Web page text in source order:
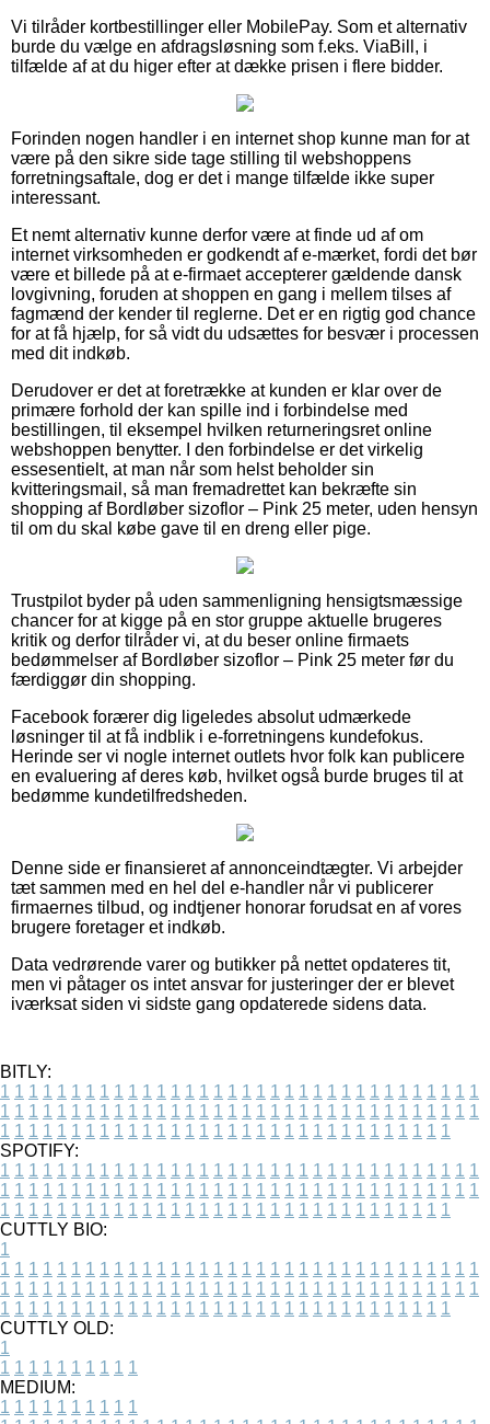
Vi tilråder kortbestillinger eller MobilePay. Som et alternativ
burde du vælge en afdragsløsning som f.eks. ViaBill, i
tilfælde af at du higer efter at dække prisen i flere bidder.
Forinden nogen handler i en internet shop kunne man for at
være på den sikre side tage stilling til webshoppens
forretningsaftale, dog er det i mange tilfælde ikke super
interessant.
Et nemt alternativ kunne derfor være at finde ud af om
internet virksomheden er godkendt af e-mærket, fordi det bør
være et billede på at e-firmaet accepterer gældende dansk
lovgivning, foruden at shoppen en gang i mellem tilses af
fagmænd der kender til reglerne. Det er en rigtig god chance
for at få hjælp, for så vidt du udsættes for besvær i processen
med dit indkøb.
Derudover er det at foretrække at kunden er klar over de
primære forhold der kan spille ind i forbindelse med
bestillingen, til eksempel hvilken returneringsret online
webshoppen benytter. I den forbindelse er det virkelig
essesentielt, at man når som helst beholder sin
kvitteringsmail, så man fremadrettet kan bekræfte sin
shopping af Bordløber sizoflor – Pink 25 meter, uden hensyn
til om du skal købe gave til en dreng eller pige.
Trustpilot byder på uden sammenligning hensigtsmæssige
chancer for at kigge på en stor gruppe aktuelle brugeres
kritik og derfor tilråder vi, at du beser online firmaets
bedømmelser af Bordløber sizoflor – Pink 25 meter før du
færdiggør din shopping.
Facebook forærer dig ligeledes absolut udmærkede
løsninger til at få indblik i e-forretningens kundefokus.
Herinde ser vi nogle internet outlets hvor folk kan publicere
en evaluering af deres køb, hvilket også burde bruges til at
bedømme kundetilfredsheden.
Denne side er finansieret af annonceindtægter. Vi arbejder
tæt sammen med en hel del e-handler når vi publicerer
firmaernes tilbud, og indtjener honorar forudsat en af vores
brugere foretager et indkøb.
Data vedrørende varer og butikker på nettet opdateres tit,
men vi påtager os intet ansvar for justeringer der er blevet
iværksat siden vi sidste gang opdaterede sidens data.
BITLY:
1 1 1 1 1 1 1 1 1 1 1 1 1 1 1 1 1 1 1 1 1 1 1 1 1 1 1 1 1 1 1 1 1 1
1 1 1 1 1 1 1 1 1 1 1 1 1 1 1 1 1 1 1 1 1 1 1 1 1 1 1 1 1 1 1 1 1 1
1 1 1 1 1 1 1 1 1 1 1 1 1 1 1 1 1 1 1 1 1 1 1 1 1 1 1 1 1 1 1 1
SPOTIFY:
1 1 1 1 1 1 1 1 1 1 1 1 1 1 1 1 1 1 1 1 1 1 1 1 1 1 1 1 1 1 1 1 1 1
1 1 1 1 1 1 1 1 1 1 1 1 1 1 1 1 1 1 1 1 1 1 1 1 1 1 1 1 1 1 1 1 1 1
1 1 1 1 1 1 1 1 1 1 1 1 1 1 1 1 1 1 1 1 1 1 1 1 1 1 1 1 1 1 1 1
CUTTLY BIO:
1
1 1 1 1 1 1 1 1 1 1 1 1 1 1 1 1 1 1 1 1 1 1 1 1 1 1 1 1 1 1 1 1 1 1
1 1 1 1 1 1 1 1 1 1 1 1 1 1 1 1 1 1 1 1 1 1 1 1 1 1 1 1 1 1 1 1 1 1
1 1 1 1 1 1 1 1 1 1 1 1 1 1 1 1 1 1 1 1 1 1 1 1 1 1 1 1 1 1 1 1
CUTTLY OLD:
1
1 1 1 1 1 1 1 1 1 1
MEDIUM:
1 1 1 1 1 1 1 1 1 1